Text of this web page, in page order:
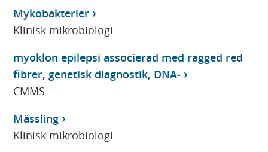
Mykobakterier
Klinisk mikrobiologi
myoklon epilepsi associerad med ragged red
fibrer, genetisk diagnostik, DNA-
CMMS
Mässling
Klinisk mikrobiologi